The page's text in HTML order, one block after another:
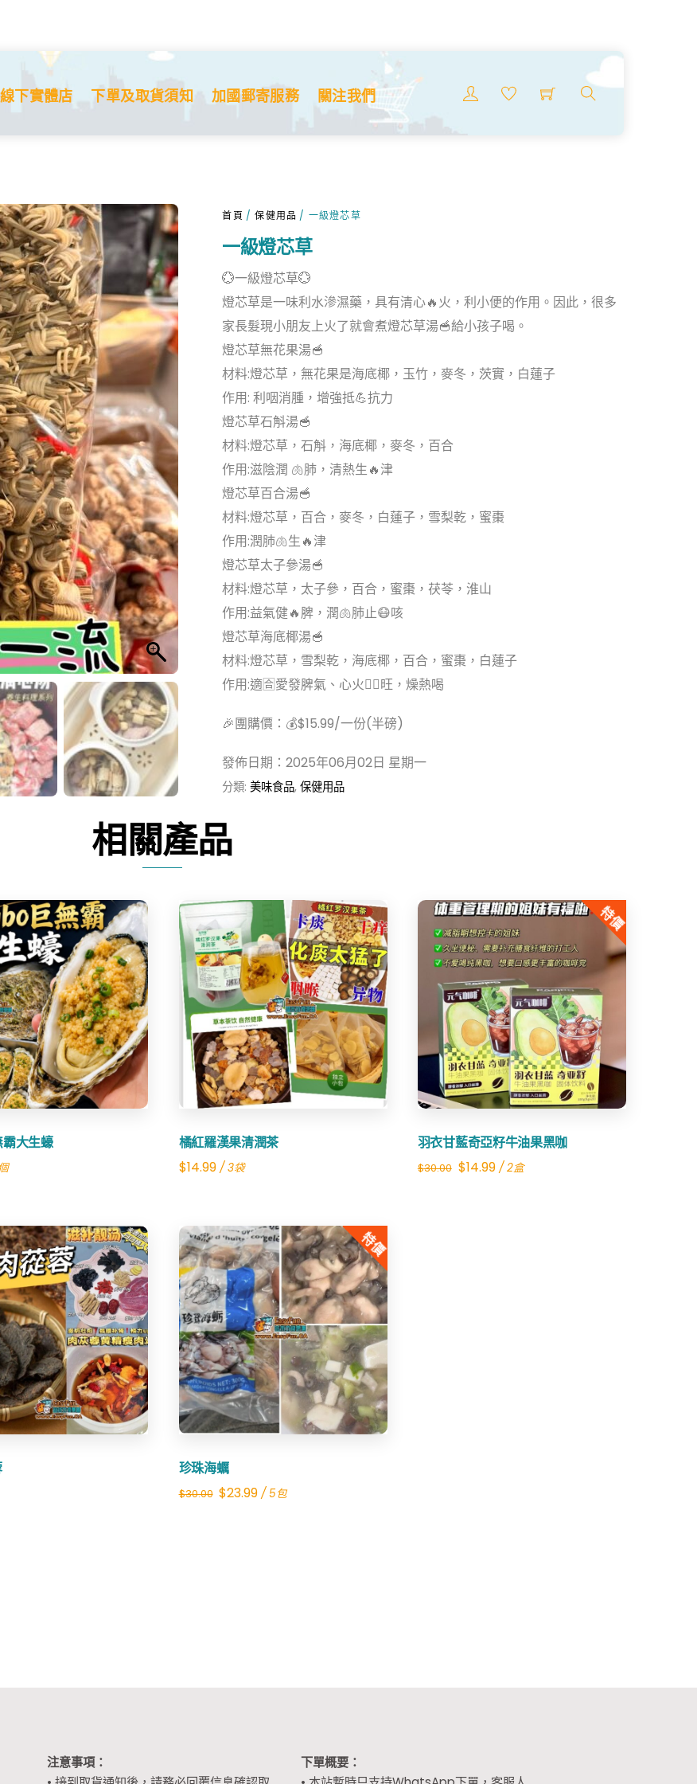
Menu
索
線下實體店 下單及取貨須知 加國郵寄服務 關注我們
首頁 /保健用品 / 一級燈芯草
一級燈芯草
💮一級燈芯草💮
燈芯草是一味利水滲濕藥，具有清心🔥火，利小便的作用。因此，很多
家長髮現小朋友上火了就會煮燈芯草湯🥣給小孩子喝。
燈芯草無花果湯🥣
材料:燈芯草，無花果是海底椰，玉竹，麥冬，茨實，白蓮子
作用: 利咽消腫，增強抵💪抗力
燈芯草石斛湯🥣
材料:燈芯草，石斛，海底椰，麥冬，百合
作用:滋陰潤 🫁肺，清熱生🔥津
燈芯草百合湯🥣
材料:燈芯草，百合，麥冬，白蓮子，雪梨乾，蜜棗
作用:潤肺🫁生🔥津
燈芯草太子參湯🥣
材料:燈芯草，太子參，百合，蜜棗，茯苓，淮山
作用:益氣健🔥脾，潤🫁肺止😷咳
燈芯草海底椰湯🥣
材料:燈芯草，雪梨乾，海底椰，百合，蜜棗，白蓮子
作用:適🈴愛發脾氣、心火❤️‍🔥旺，燥熱喝
🎉團購價：💰$15.99/一份(半磅)
發佈日期：2025年06月02日 星期一
分類:美味食品,保健用品
相關產品
大生蠔
Share
橘紅羅漢果清潤茶
$14.99/ 3袋
Share
特價
羽衣甘藍奇亞籽牛油果黑咖
$30.00 Original
$14.99Current
/ 2盒
Share
Share
特價
珍珠海蠣
$30.00 Original
$23.99Current
/ 5包
Share
注意事項：
下單概要：